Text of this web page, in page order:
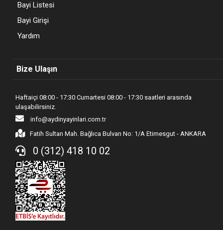
Bayi Listesi
Bayi Girişi
Yardım
Bize Ulaşın
Haftaiçi 08:00 - 17:30 Cumartesi 08:00 - 17:30 saatleri arasında
ulaşabilirsiniz.
info@aydinyayinlari.com.tr
Fatih Sultan Mah. Bağlıca Bulvarı No: 1/A Etimesgut - ANKARA
0 (312) 418 10 02